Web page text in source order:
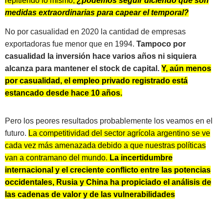
medidas extraordinarias para capear el temporal?
No por casualidad en 2020 la cantidad de empresas
exportadoras fue menor que en 1994. Tampoco por
casualidad la inversión hace varios años ni siquiera
alcanza para mantener el stock de capital. Y, aún menos
por casualidad, el empleo privado registrado está
estancado desde hace 10 años.
Pero los peores resultados probablemente los veamos en el
futuro. La competitividad del sector agrícola argentino se ve
cada vez más amenazada debido a que nuestras políticas
van a contramano del mundo. La incertidumbre
internacional y el creciente conflicto entre las potencias
occidentales, Rusia y China ha propiciado el análisis de
las cadenas de valor y de las vulnerabilidades